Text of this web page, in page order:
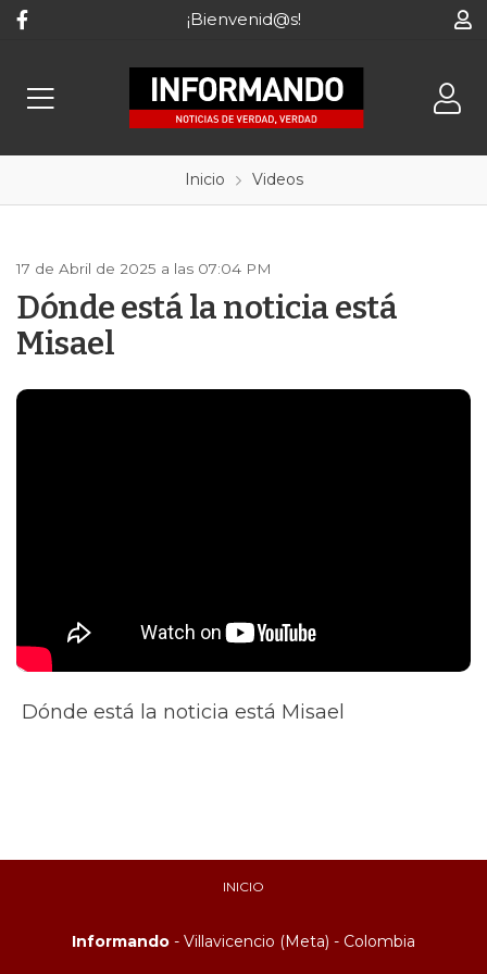
¡Bienvenid@s!
Inicio Videos
17 de Abril de 2025 a las 07:04 PM
Dónde está la noticia está
Misael
Dónde está la noticia está Misael
INICIO
Informando - Villavicencio (Meta) - Colombia